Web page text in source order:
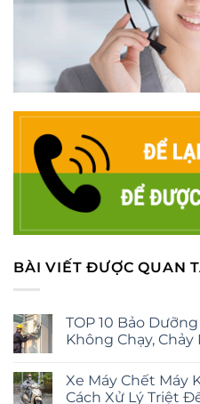
BÀI VIẾT ĐƯỢC QUAN
TOP 10 Bảo
Không Chạy, Chảy
Xe Máy Chết Máy
Cách Xử Lý Triệt